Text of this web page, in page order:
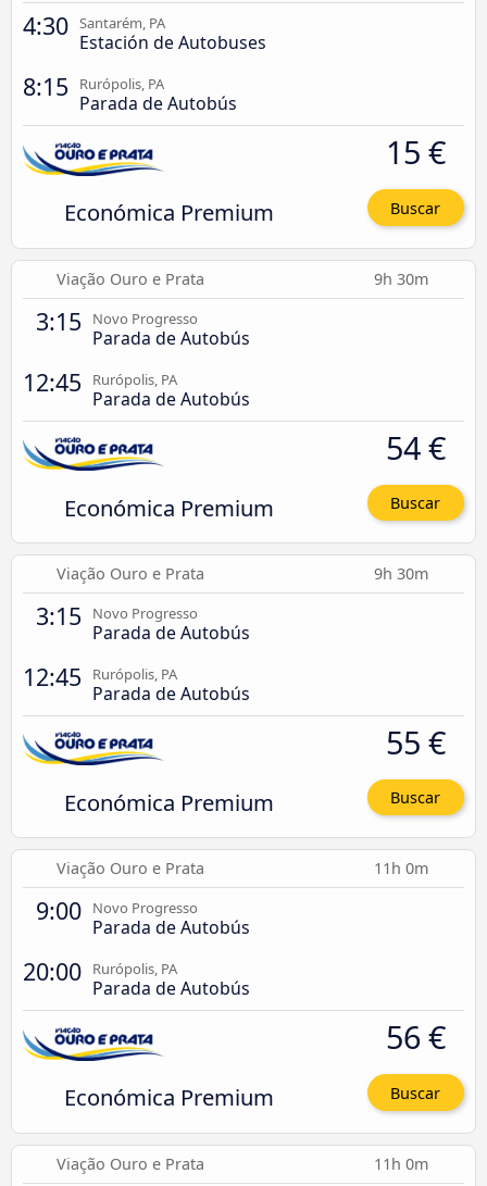
4:30 Santarém, PA
Estación de Autobuses
8:15 Rurópolis, PA
Parada de Autobús
Económica Premium
15 €
Buscar
Viação Ouro e Prata 9h 30m
3:15 Novo Progresso
Parada de Autobús
12:45 Rurópolis, PA
Parada de Autobús
Económica Premium
54 €
Buscar
Viação Ouro e Prata 9h 30m
3:15 Novo Progresso
Parada de Autobús
12:45 Rurópolis, PA
Parada de Autobús
Económica Premium
55 €
Buscar
Viação Ouro e Prata 11h 0m
9:00 Novo Progresso
Parada de Autobús
20:00 Rurópolis, PA
Parada de Autobús
Económica Premium
56 €
Buscar
Viação Ouro e Prata 11h 0m